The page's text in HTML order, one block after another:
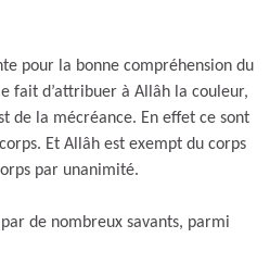
pour la bonne compréhension du
fait d’attribuer à Allâh la couleur,
de la mécréance. En effet ce sont
Et Allâh est exempt du corps
par unanimité.
de nombreux savants, parmi